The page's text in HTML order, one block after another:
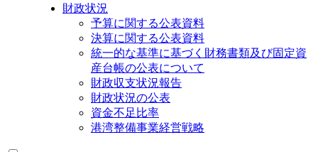
財政状況
予算に関する公表資料
決算に関する公表資料
統一的な基準に基づく財務書類及び固定資
産台帳の公表について
財政収支状況報告
財政状況の公表
資金不足比率
港湾整備事業経営戦略